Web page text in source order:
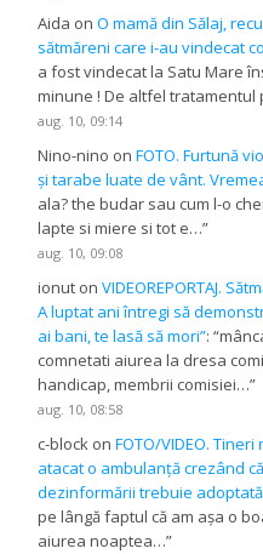
Aida onO mamă din Sălaj,
sătmăreni care i-au vindecat
a fost vindecat la Satu Mare
minune ! De altfel
aug. 10, 09:14
Nino-nino onFOTO. Furtună
și tarabe luate de vânt.
ala? the budar sau cum l-o
lapte si miere si tot e…”
aug. 10, 09:08
ionut onVIDEOREPORTAJ.
A luptat ani întregi să
ai bani, te lasă să mori”: “
comnetati aiurea la dresa
handicap, membrii comisiei…”
aug. 10, 08:58
c-block onFOTO/VIDEO.
atacat o ambulanță crezând
dezinformării trebuie
pe lângă faptul că am așa o
aiurea noaptea…”